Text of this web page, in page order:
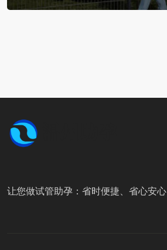
让您做试管助孕：省时便捷、省心安